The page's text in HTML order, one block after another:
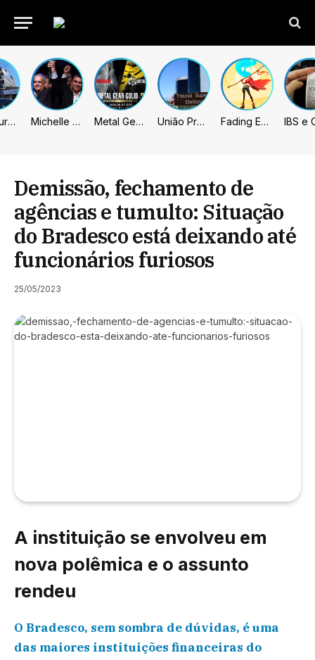
Prefeitura de Sumaré inaugura nova subsede da GCM na Área Cura Michelle celebra vice de Flávio: “Que chapa possa ser vitoriosa” Metal Gear Solid: Master Collection 2 terá legendas e menus em portugues União Progressista e PL terão mais tempo de propaganda eleitoral Fading Echo – Review
Demissão, fechamento de
agências e tumulto: Situação
do Bradesco está deixando até
funcionários furiosos
25/05/2023
A instituição se envolveu em
nova polêmica e o assunto
rendeu
O Bradesco, sem sombra de dúvidas, é uma
das maiores instituições financeiras do